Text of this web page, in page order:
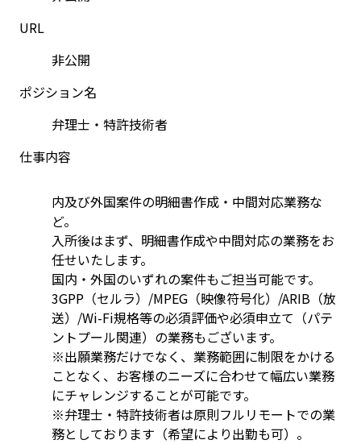
URL
非公開
ポジション名
弁理士・特許技術者
仕事内容
内及び外国案件の明細書作成・中間対応業務な
ど。
入所後はまず、明細書作成や中間対応の業務をお
任せいたします。
国内・外国のいずれの案件もご担当可能です。
3GPP（セルラ）/MPEG（映像符号化）/ARIB（放
送）/Wi-Fi規格等の必須評価や必須申立て（パテ
ントプール関連）の業務もございます。
※出願業務だけでなく、業務範囲に制限をかける
ことなく、お客様のニーズに合わせて幅広い業務
にチャレンジすることが可能です。
※弁理士・特許技術者は原則フルリモートでの業
務としております（希望により出勤も可）。